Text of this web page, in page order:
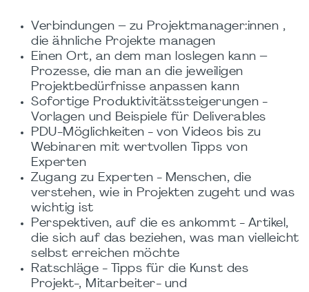
Verbindungen – zu Projektmanager:innen ,
die ähnliche Projekte managen
Einen Ort, an dem man loslegen kann –
Prozesse, die man an die jeweiligen
Projektbedürfnisse anpassen kann
Sofortige Produktivitätssteigerungen -
Vorlagen und Beispiele für Deliverables
PDU-Möglichkeiten - von Videos bis zu
Webinaren mit wertvollen Tipps von
Experten
Zugang zu Experten - Menschen, die
verstehen, wie in Projekten zugeht und was
wichtig ist
Perspektiven, auf die es ankommt - Artikel,
die sich auf das beziehen, was man vielleicht
selbst erreichen möchte
Ratschläge - Tipps für die Kunst des
Projekt-, Mitarbeiter- und